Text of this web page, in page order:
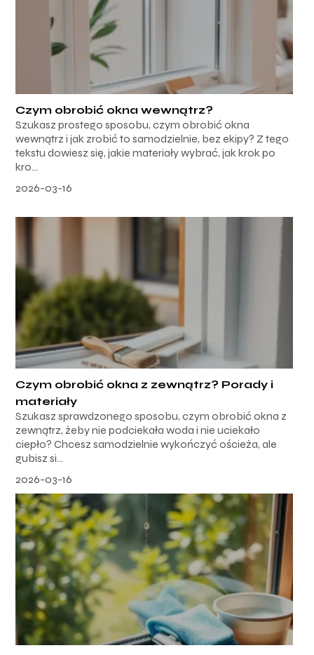
Czym obrobić okna wewnątrz?
Szukasz prostego sposobu, czym obrobić okna
wewnątrz i jak zrobić to samodzielnie, bez ekipy? Z tego
tekstu dowiesz się, jakie materiały wybrać, jak krok po
kro...
2026-03-16
Czym obrobić okna z zewnątrz? Porady i
materiały
Szukasz sprawdzonego sposobu, czym obrobić okna z
zewnątrz, żeby nie podciekała woda i nie uciekało
ciepło? Chcesz samodzielnie wykończyć ościeża, ale
gubisz si...
2026-03-16